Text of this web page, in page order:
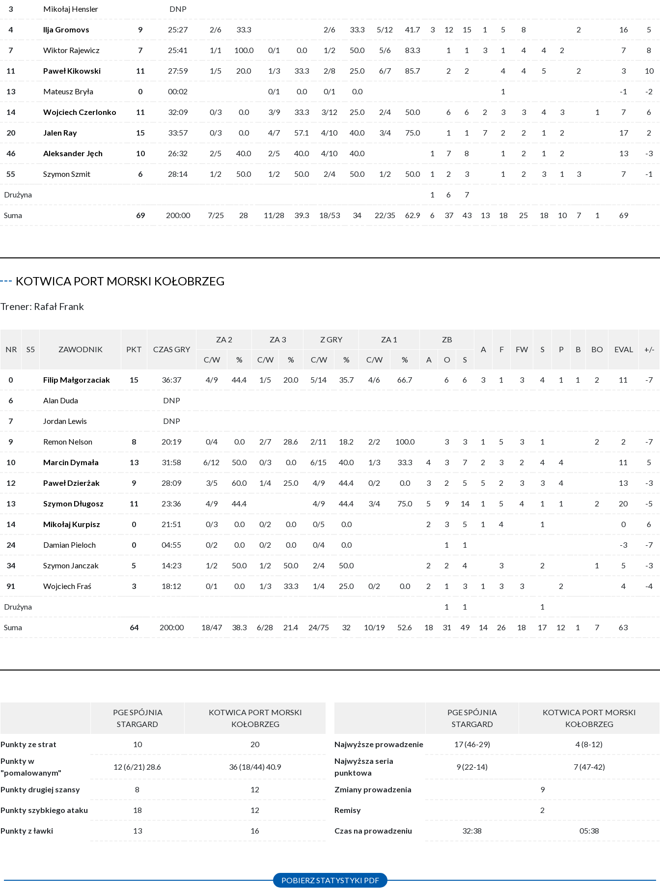
3 Mikołaj Hensler DNP
4 Ilja Gromovs 9 25:27 2/6 33.3 2/6 33.3 5/12 41.7 3 12 15 1 5 8 2 16 5
7 Wiktor Rajewicz 7 25:41 1/1 100.0 0/1 0.0 1/2 50.0 5/6 83.3 1 1 3 1 4 4 2 7 8
11 Paweł Kikowski 11 27:59 1/5 20.0 1/3 33.3 2/8 25.0 6/7 85.7 2 2 4 4 5 2 3 10
13 Mateusz Bryła 0 00:02 0/1 0.0 0/1 0.0 1 -1 -2
14 Wojciech Czerlonko 11 32:09 0/3 0.0 3/9 33.3 3/12 25.0 2/4 50.0 6 6 2 3 3 4 3 1 7 6
20 Jalen Ray 15 33:57 0/3 0.0 4/7 57.1 4/10 40.0 3/4 75.0 1 1 7 2 2 1 2 17 2
46 Aleksander Jęch 10 26:32 2/5 40.0 2/5 40.0 4/10 40.0 1 7 8 1 2 1 2 13 -3
55 Szymon Szmit 6 28:14 1/2 50.0 1/2 50.0 2/4 50.0 1/2 50.0 1 2 3 1 2 3 1 3 7 -1
Drużyna 1 6 7
Suma 69 200:00 7/25 28 11/28 39.3 18/53 34 22/35 62.9 6 37 43 13 18 25 18 10 7 1 69
KOTWICA PORT MORSKI KOŁOBRZEG
Trener: Rafał Frank
NR S5 ZAWODNIK PKT CZAS GRY
ZA 2 ZA 3 Z GRY ZA 1
ZB
A
F FW S P B BO EVAL
+/-
C/W
% C/W % C/W % C/W % A O S
0 Filip Małgorzaciak 15 36:37 4/9 44.4 1/5 20.0 5/14 35.7 4/6 66.7 6 6 3 1 3 4 1 1 2 11 -7
6 Alan Duda DNP
7 Jordan Lewis DNP
9 Remon Nelson 8 20:19 0/4 0.0 2/7 28.6 2/11 18.2 2/2 100.0 3 3 1 5 3 1 2 2 -7
10 Marcin Dymała 13 31:58 6/12 50.0 0/3 0.0 6/15 40.0 1/3 33.3 4 3 7 2 3 2 4 4 11 5
12 Paweł Dzierżak 9 28:09 3/5 60.0 1/4 25.0 4/9 44.4 0/2 0.0 3 2 5 5 2 3 3 4 13 -3
13 Szymon Długosz 11 23:36 4/9 44.4 4/9 44.4 3/4 75.0 5 9 14 1 5 4 1 1 2 20 -5
14 Mikołaj Kurpisz 0 21:51 0/3 0.0 0/2 0.0 0/5 0.0 2 3 5 1 4 1 0 6
24 Damian Pieloch 0 04:55 0/2 0.0 0/2 0.0 0/4 0.0 1 1 -3 -7
34 Szymon Janczak 5 14:23 1/2 50.0 1/2 50.0 2/4 50.0 2 2 4 3 2 1 5 -3
91 Wojciech Fraś 3 18:12 0/1 0.0 1/3 33.3 1/4 25.0 0/2 0.0 2 1 3 1 3 3 2 4 -4
Drużyna 1 1 1
Suma 64 200:00 18/47 38.3 6/28 21.4 24/75 32 10/19 52.6 18 31 49 14 26 18 17 12 1 7 63
PGE SPÓJNIA
STARGARD
KOTWICA PORT MORSKI
KOŁOBRZEG
Punkty ze strat 10
20
Punkty w
"pomalowanym"
12 (6/21) 28.6 36 (18/44) 40.9
Punkty drugiej szansy 8 12
Punkty szybkiego ataku 18 12
Punkty z ławki 13 16
PGE SPÓJNIA
STARGARD
KOTWICA PORT MORSKI
KOŁOBRZEG
Najwyższe prowadzenie 17 (46-29)
4 (8-12)
Najwyższa seria
punktowa
9 (22-14) 7 (47-42)
Zmiany prowadzenia 9
Remisy 2
Czas na prowadzeniu 32:38 05:38
POBIERZ STATYSTYKI PDF